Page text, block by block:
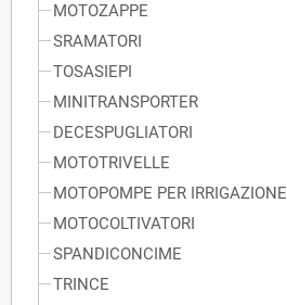
MOTOZAPPE
SRAMATORI
TOSASIEPI
MINITRANSPORTER
DECESPUGLIATORI
MOTOTRIVELLE
MOTOPOMPE PER IRRIGAZIONE
MOTOCOLTIVATORI
SPANDICONCIME
TRINCE